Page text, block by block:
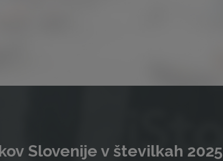
Slovenije v številkah 2025